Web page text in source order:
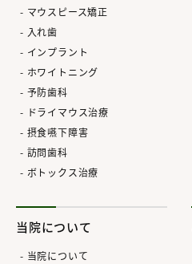
マウスピース矯正
入れ歯
インプラント
ホワイトニング
予防歯科
ドライマウス治療
摂食嚥下障害
訪問歯科
ボトックス治療
当院について
当院について